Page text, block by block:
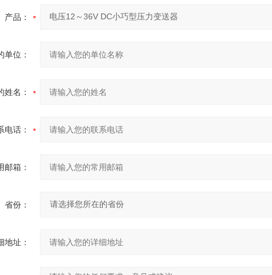
产品：
单位：
姓名：
电话：
邮箱：
省份：
地址：